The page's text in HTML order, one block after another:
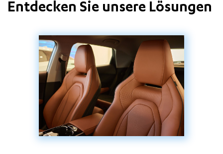
Entdecken Sie unsere Lösungen